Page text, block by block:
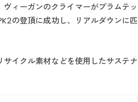
ヴィーガンのクライマーがプラムテッ
の登頂に成功し、リアルダウンに匹
イクル素材などを使用したサステナ